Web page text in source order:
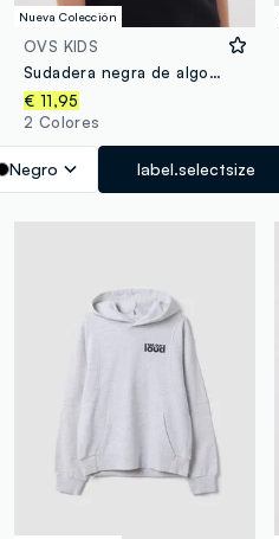
Nueva Colección
OVS KIDS
Sudadera negra de algodón puro con cuello redondo para niño, corte relaxed
€ 11,95
2 Colores
Negro label.selectsize